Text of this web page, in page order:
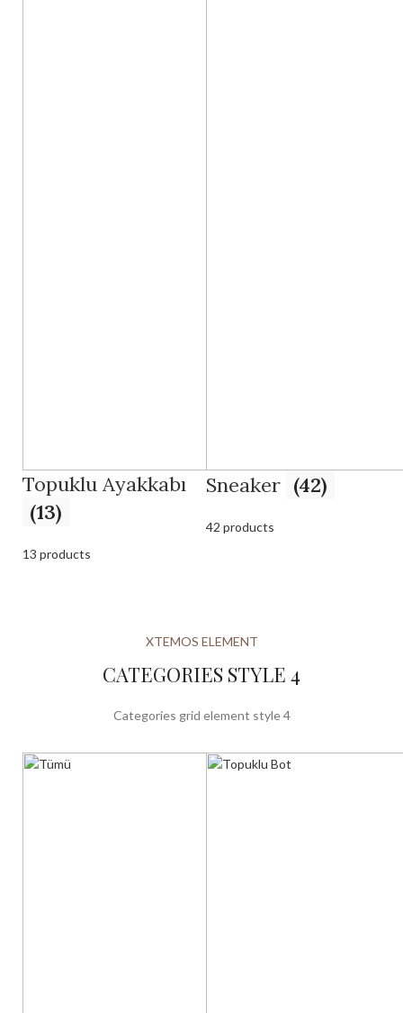
Topuklu Ayakkabı
(13)
13 products
Sneaker (42)
42 products
XTEMOS ELEMENT
CATEGORIES STYLE 4
Categories grid element style 4